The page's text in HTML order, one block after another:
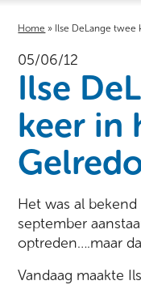
Home » Ilse DeLange
05/06/12
Ilse
keer in
Het was al
september
optreden….maar
Vandaag maakte